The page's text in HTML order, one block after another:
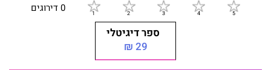
0 דירוגים
ספר דיגיטלי
29 ₪